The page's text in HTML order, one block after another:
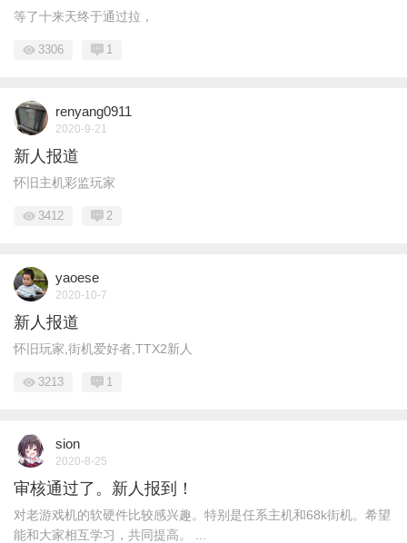
等了十来天终于通过拉，
3306 1
renyang0911
2020-9-21
新人报道
怀旧主机彩监玩家
3412 2
yaoese
2020-10-7
新人报道
怀旧玩家,街机爱好者,TTX2新人
3213 1
sion
2020-8-25
审核通过了。新人报到！
对老游戏机的软硬件比较感兴趣。特别是任系主机和68k街机。希望
能和大家相互学习，共同提高。 ...